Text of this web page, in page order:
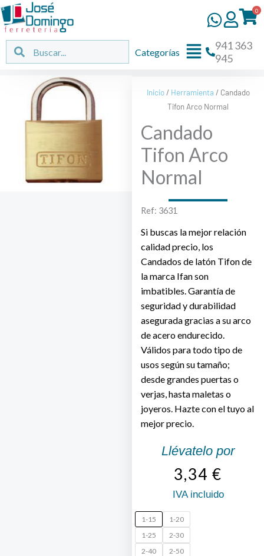
Ir
al
contenido
0
Buscar Buscar
Flyout
Categorías
941 363
945
Inicio/ Herramienta / Candado
Tifon Arco Normal
Candado
Tifon Arco
Normal
Ref: 3631
Si buscas la mejor relación
calidad precio, los
Candados de latón Tifon de
la marca Ifan son
imbatibles. Garantía de
seguridad y durabilidad
asegurada gracias a su arco
de acero endurecido.
Válidos para todo tipo de
usos según su tamaño;
desde grandes puertas o
verjas, hasta maletas o
joyeros. Hazte con el tuyo al
mejor precio.
Llévatelo por
3,34 €
IVA incluido
1-15
1-20
1-25
2-30
2-40
2-50
Candado
Tifon
Arco